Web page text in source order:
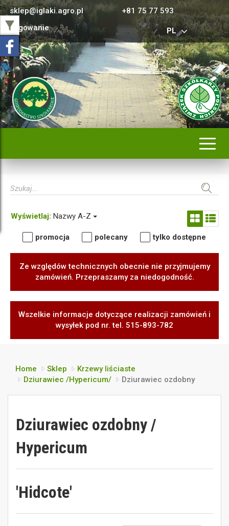
sklep@iglaki.agro.pl
+81 75 77 593
Logowanie
PL
Wyświetlaj: Nazwy A-Z
promocja polecany tylko dostępne
Ze względów technicznych obecnie nie przyjmujemy
zamówień. Przepraszamy za niedogodność.
Wszelkie informacje dotyczące realizacji zamówień i
wysyłek pod nr. tel. 515-893-782
Home Sklep
Krzewy liściaste
Dziurawiec /Hypericum/
Dziurawiec ozdobny
Dziurawiec ozdobny /
Hypericum
'Hidcote'